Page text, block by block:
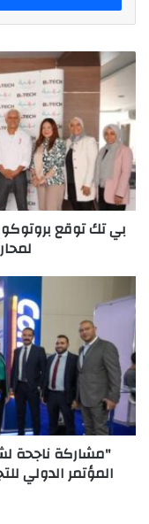
بي
توقع
بروتوكول
تعاون
مع
مؤسسة
بهية
الشيخ
زايد
لمحاربة
الثدي
بي تك توقع
ناجحة
لشركة
كونتكت
للتأجير
التمويلي
في
المؤتمر
الدولي
للتجميل
ICCE
"مشاركة ناجحة